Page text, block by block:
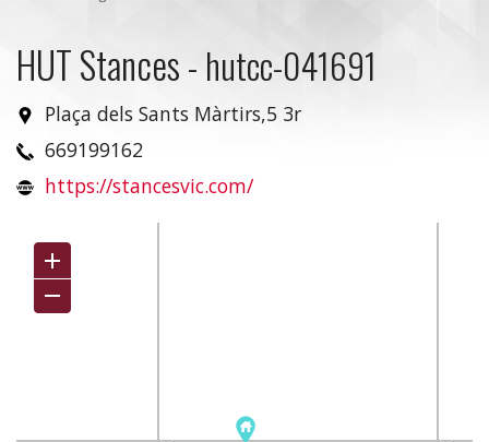
HUT Stances- hutcc-041691
Plaça dels Sants Màrtirs,5 3r
669199162
https://stancesvic.com/